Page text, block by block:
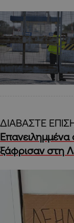
ΔΙΑΒΑΣΤΕ
ξάφρισαν στη